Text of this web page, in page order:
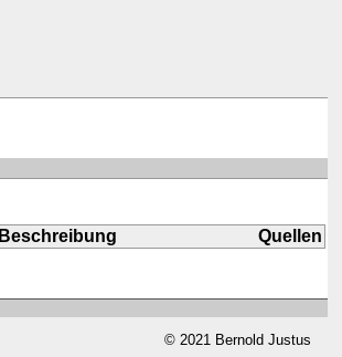
Beschreibung
Quellen
© 2021 Bernold Justus